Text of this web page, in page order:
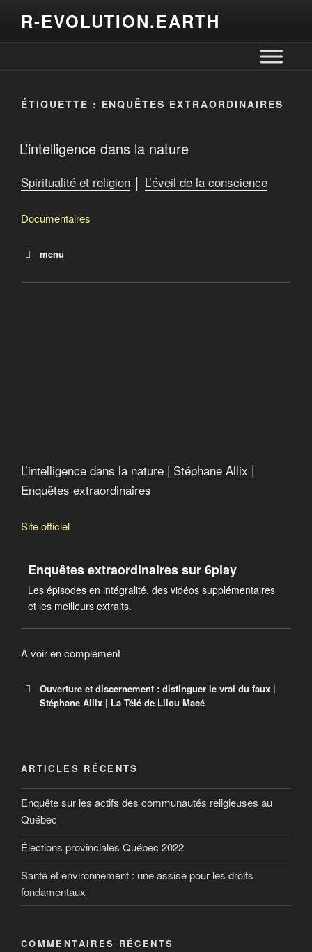
R-EVOLUTION.EARTH
ÉTIQUETTE : ENQUÊTES EXTRAORDINAIRES
L’intelligence dans la nature
Spiritualité et religion │ L’éveil de la conscience
Documentaires
menu
L’intelligence dans la nature | Stéphane Allix |
Enquêtes extraordinaires
Site officiel
Enquêtes extraordinaires sur 6play
Les épisodes en intégralité, des vidéos supplémentaires
et les meilleurs extraits.
À voir en complément
Ouverture et discernement : distinguer le vrai du faux |
Stéphane Allix | La Télé de Lilou Macé
ARTICLES RÉCENTS
Enquête sur les actifs des communautés religieuses au
Québec
Élections provinciales Québec 2022
Santé et environnement : une assise pour les droits
fondamentaux
COMMENTAIRES RÉCENTS